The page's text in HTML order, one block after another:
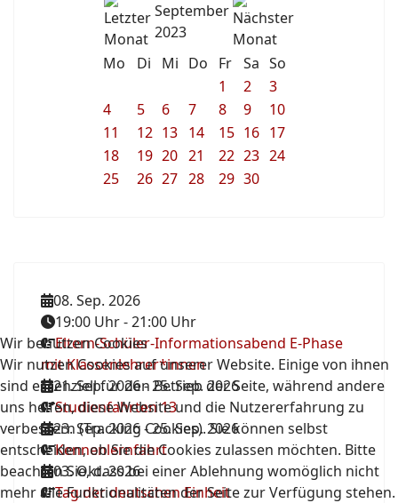
September
2023
Mo
Di Mi Do Fr Sa So
1
2
3
4
5 6 7 8 9
10
11
12 13 14 15 16 17
18
19 20 21 22 23 24
25
26 27 28 29 30
08. Sep. 2026
19:00 Uhr-21:00 Uhr
Eltern-Schüler-Informationsabend E-Phase
mit Klassenlehrer*innen
21. Sep. 2026-25. Sep. 2026
Studienfahrten 13
23. Sep. 2026-25. Sep. 2026
Kennenlernfahrt
03. Okt. 2026
Tag der deutschen Einheit
Wir benutzen Cookies
Wir nutzen Cookies auf unserer Website. Einige von ihnen
sind essenziell für den Betrieb der Seite, während andere
uns helfen, diese Website und die Nutzererfahrung zu
verbessern (Tracking Cookies). Sie können selbst
entscheiden, ob Sie die Cookies zulassen möchten. Bitte
beachten Sie, dass bei einer Ablehnung womöglich nicht
mehr alle Funktionalitäten der Seite zur Verfügung stehen.